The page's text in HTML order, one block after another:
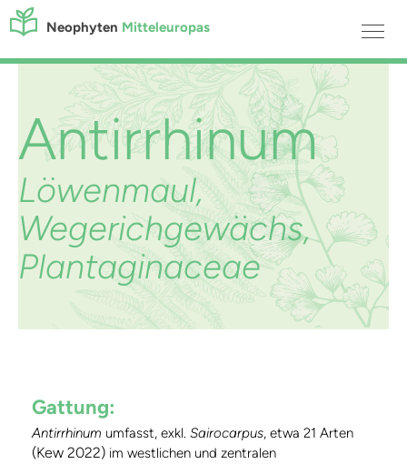
Neophyten Mitteleuropas
Antirrhinum
Löwenmaul,
Wegerichgewächs,
Plantaginaceae
Gattung:
Antirrhinum umfasst, exkl. Sairocarpus, etwa 21 Arten
(Kew 2022) im westlichen und zentralen